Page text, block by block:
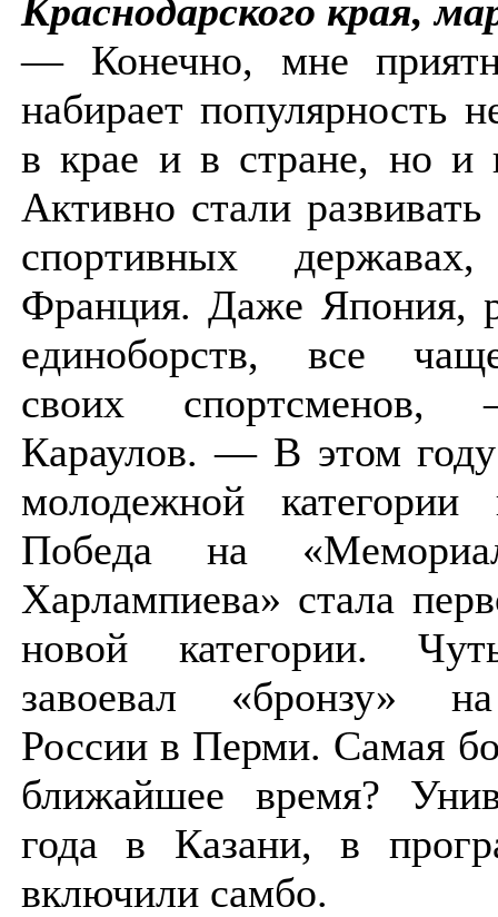
Краснодарского края,
— Конечно, мне
набирает популярность
в крае и в стране, но и
Активно стали
спортивных
Франция. Даже Япония,
единоборств, все
своих спортсменов,
Караулов. — В этом
молодежной
Победа на
Харлампиева» стала
новой категории.
завоевал «бронзу»
России в Перми. Самая
ближайшее время?
года в Казани, в
включили самбо.